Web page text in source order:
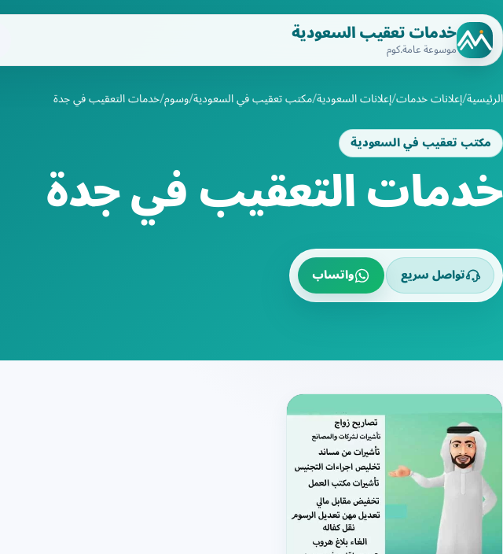
خدمات تعقيب السعودية
موسوعة عامة.كوم
الرئيسية إعلانات خدمات إعلانات السعودية مكتب تعقيب في السعودية وسوم خدمات التعقيب في جدة
مكتب تعقيب في السعودية
خدمات التعقيب في جدة
تواصل سريع واتساب